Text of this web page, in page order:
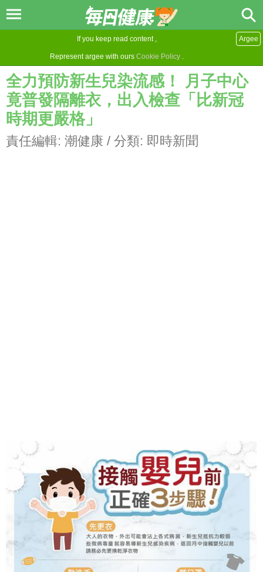
If you keep read content ,
Represent argee with ours Cookie Policy .
Argee
全力預防新生兒染流感！ 月子中心
竟普發隔離衣，出入檢查「比新冠
時期更嚴格」
責任編輯: 潮健康 / 分類: 即時新聞